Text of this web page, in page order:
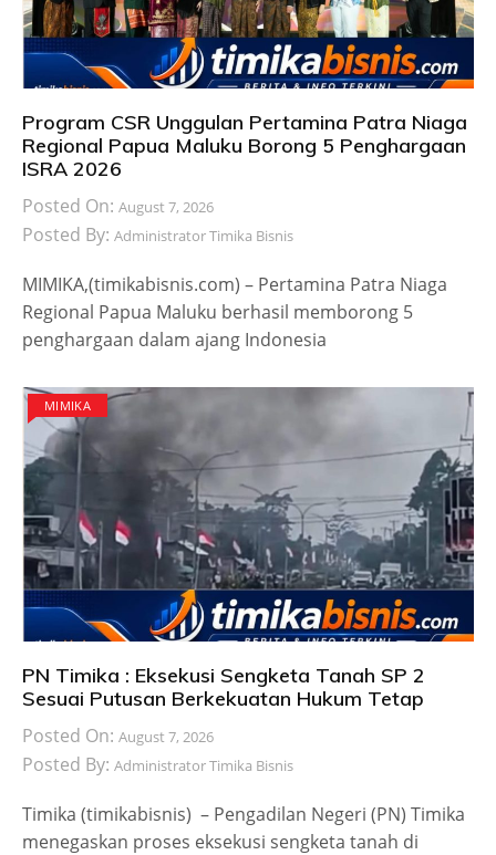
Program CSR Unggulan Pertamina Patra Niaga
Regional Papua Maluku Borong 5 Penghargaan
ISRA 2026
Posted On: August 7, 2026
Posted By: Administrator Timika Bisnis
MIMIKA,(timikabisnis.com) – Pertamina Patra Niaga
Regional Papua Maluku berhasil memborong 5
penghargaan dalam ajang Indonesia
MIMIKA
PN Timika : Eksekusi Sengketa Tanah SP 2
Sesuai Putusan Berkekuatan Hukum Tetap
Posted On: August 7, 2026
Posted By: Administrator Timika Bisnis
Timika (timikabisnis) – Pengadilan Negeri (PN) Timika
menegaskan proses eksekusi sengketa tanah di